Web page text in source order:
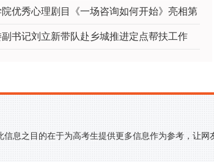
优秀心理剧目《一场咨询如何开始》亮相第
书记刘立新带队赴乡城推进定点帮扶工作
息之目的在于为高考生提供更多信息作为参考，让网